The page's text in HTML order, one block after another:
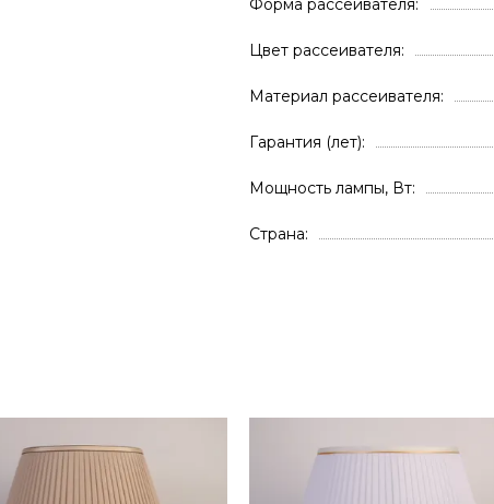
Форма рассеивателя
Цвет рассеивателя
Материал рассеивателя
Гарантия (лет)
Мощность лампы, Вт
Страна